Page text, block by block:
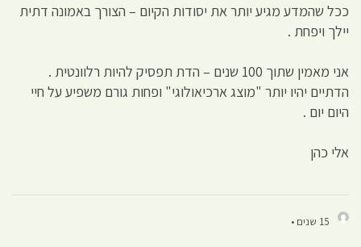
ככל שהמדע מגיע יותר את יסודות הקיום – הצורך באמונה דתית
יילך ויפחת .
אני מאמין שתוך 100 שנים – הדת תפסיק להיות רלוונטית .
הדתיים יהיו יותר "מוצג ארכיאולוגי" ופחות גורם משפיע על חיי
היום יום .
אלי כהן
15 שנים •